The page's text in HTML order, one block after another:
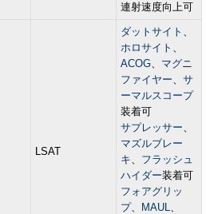
連射速度向上可
LSAT
ダットサイト 、
ホロサイト 、
ACOG、 マグニ
ファイヤー、 サ
ーマルスコープ
装着可
サプレッサー、
マズルブレー
キ、 フラッシュ
ハイダー装着可
フォアグリッ
プ、 MAUL、